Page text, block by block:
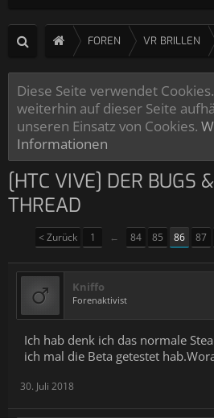
FOREN VR BRILLEN
Diese Seite verwendet
weiterhin auf dieser Seite
unseren Einsatz von Cookies.
Informationen
[HTC VIVE] DER BUGS
THREAD
< Zurück 1 ← 84 85 86 87
Kniffo
Forenaktivist
Ich hab denk ich das normale
ich mal die Beta getestet
30. Juli 2018